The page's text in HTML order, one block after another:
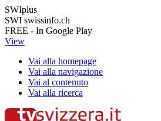
SWIplus
SWI swissinfo.ch
FREE - In Google Play
View
Vai alla homepage
Vai alla navigazione
Vai al contenuto
Vai alla ricerca